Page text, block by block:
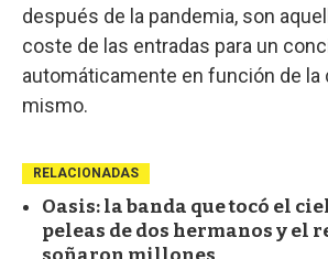
después de la pandemia, son
coste de las entradas para un
automáticamente en función de la
mismo.
RELACIONADAS
Oasis: la banda que tocó el
peleas de dos hermanos y el